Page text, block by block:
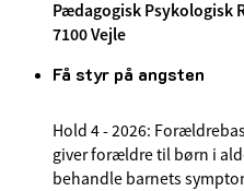
Pædagogisk Psykologisk
7100 Vejle
Få styr på angsten
Hold 4 - 2026:
giver forældre til børn i
behandle barnets